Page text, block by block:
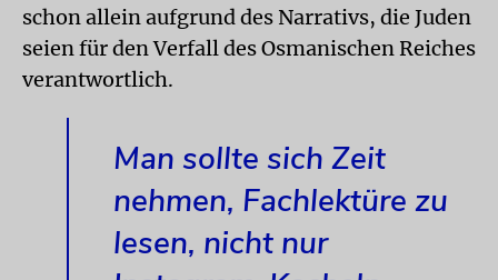
schon allein aufgrund des Narrativs, die Juden
seien für den Verfall des Osmanischen Reiches
verantwortlich.
Man sollte sich Zeit
nehmen, Fachlektüre zu
lesen, nicht nur